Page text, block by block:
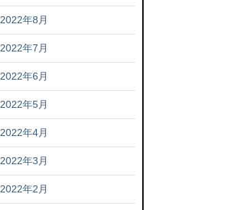
2022年8月
2022年7月
2022年6月
2022年5月
2022年4月
2022年3月
2022年2月